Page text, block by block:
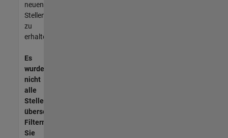
neuen
Stellenangeboten
zu
erhalten.
Es
wurden
nicht
alle
Stellen
übersetzt.
Filtern
Sie